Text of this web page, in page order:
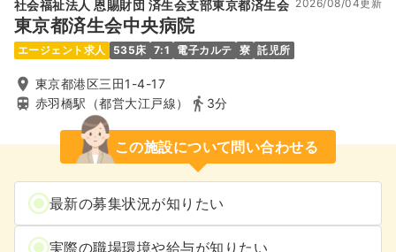
社会福祉法人 恩賜財団 済生会支部東京都済生会
東京都済生会中央病院
2026/08/04更新
エージェント求人 535床 7:1 電子カルテ 寮 託児所
東京都港区三田1-4-17
赤羽橋駅（都営大江戸線）
3分
この施設について問い合わせる
最新の募集状況が知りたい
実際の職場環境や給与が知りたい